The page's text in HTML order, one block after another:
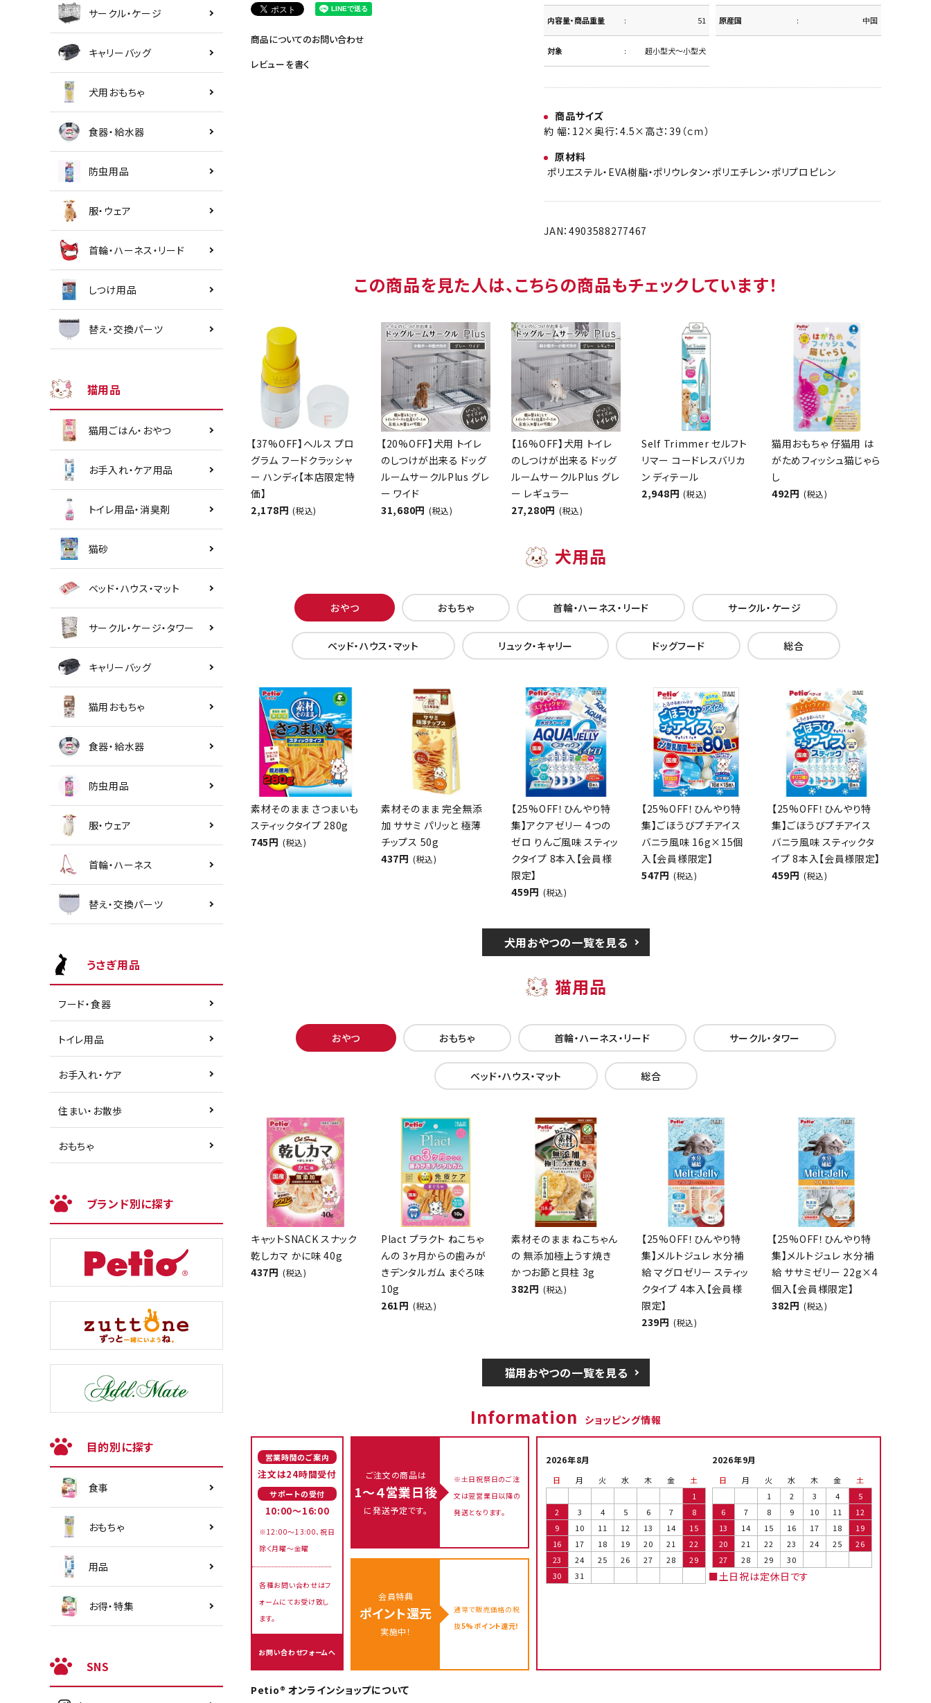
サークル・ケージ
キャリーバッグ
犬用おもちゃ
食器・給水器
防虫用品
服・ウェア
首輪・ハーネス・リード
しつけ用品
替え・交換パーツ
猫用品
猫用ごはん・おやつ
お手入れ・ケア用品
トイレ用品・消臭剤
猫砂
ベッド・ハウス・マット
サークル・ケージ・タワー
キャリーバッグ
猫用おもちゃ
食器・給水器
防虫用品
服・ウェア
首輪・ハーネス
替え・交換パーツ
うさぎ用品
フード・食器
トイレ用品
お手入れ・ケア
住まい・お散歩
おもちゃ
ブランド別に探す
目的別に探す
食事
おもちゃ
用品
お得・特集
SNS
商品についてのお問い合わせ
レビューを書く
内容量・商品重量 51 原産国 中国
対象 超小型犬～小型犬
商品サイズ
約 幅：12×奥行：4.5×高さ：39（ｃｍ）
原材料
ポリエステル・EVA樹脂・ポリウレタン・ポリエチレン・ポリプロピレン
JAN：4903588277467
この商品を見た人は、こちらの商品もチェックしています！
【37%OFF】ヘルス プロ
グラム フードクラッシャ
ー ハンディ【本店限定特
価】
2,178円 (税込)
【20%OFF】犬用 トイレ
のしつけが出来る ドッグ
ルームサークルPlus グレ
ー ワイド
31,680円 (税込)
【16%OFF】犬用 トイレ
のしつけが出来る ドッグ
ルームサークルPlus グレ
ー レギュラー
27,280円 (税込)
Self Trimmer セルフト
リマー コードレスバリカ
ン ディテール
2,948円 (税込)
猫用おもちゃ 仔猫用 は
がためフィッシュ猫じゃら
し
492円 (税込)
犬用品
おやつ おもちゃ 首輪・ハーネス・リード サークル・ケージ
ベッド・ハウス・マット リュック・キャリー ドッグフード 総合
素材そのまま さつまいも
スティックタイプ 280g
745円 (税込)
素材そのまま 完全無添
加 ササミ パリッと 極薄
チップス 50g
437円 (税込)
【25%OFF！ひんやり特
集】アクアゼリー 4つの
ゼロ りんご風味 スティッ
クタイプ 8本入【会員様
限定】
459円 (税込)
【25%OFF！ひんやり特
集】ごほうびプチアイス
バニラ風味 16g×15個
入【会員様限定】
547円 (税込)
【25%OFF！ひんやり特
集】ごほうびプチアイス
バニラ風味 スティックタ
イプ 8本入【会員様限定】
459円 (税込)
犬用おやつの一覧を見る
猫用品
おやつ おもちゃ 首輪・ハーネス・リード サークル・タワー
ベッド・ハウス・マット 総合
キャットSNACK スナック
乾しカマ かに味 40g
437円 (税込)
Plact プラクト ねこちゃ
んの 3ヶ月からの歯みが
きデンタルガム まぐろ味
10g
261円 (税込)
素材そのまま ねこちゃん
の 無添加極上うす焼き
かつお節と貝柱 3g
382円 (税込)
【25%OFF！ひんやり特
集】メルトジュレ 水分補
給 マグロゼリー スティッ
クタイプ 4本入【会員様
限定】
239円 (税込)
【25%OFF！ひんやり特
集】メルトジュレ 水分補
給 ササミゼリー 22g×4
個入【会員様限定】
382円 (税込)
猫用おやつの一覧を見る
Information ショッピング情報
営業時間のご案内
注文は24時間受付
サポートの受付
10:00～16:00
※12:00～13:00、祝日
除く月曜～金曜
各種お問い合わせはフ
ォームにてお受け致し
ます。
お問い合わせフォームへ
ご注文の商品は
1～４営業日後
に発送予定です。
※土日祝祭日のご注
文は翌営業日以降の
発送となります。
会員特典
ポイント還元
実施中！
通常で販売価格の税
抜5%ポイント還元！
2026年8月
日 月 火 水 木 金
土
1
2
3 4 5 6 7
8
9
10 11 12 13 14
15
16
17 18 19 20 21
22
23
24 25 26 27 28
29
30
31
2026年9月
日 月 火 水 木 金
土
1
2 3 4
5
6
7 8 9 10 11
12
13
14 15 16 17 18
19
20
21 22 23 24 25
26
27
28 29 30
■土日祝は定休日です
Petio® オンラインショップについて